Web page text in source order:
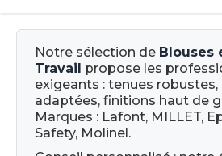
Notre sélection de Blouses
Travail propose les
exigeants : tenues robustes,
adaptées, finitions haut de
Marques : Lafont, MILLET,
Safety, Molinel.